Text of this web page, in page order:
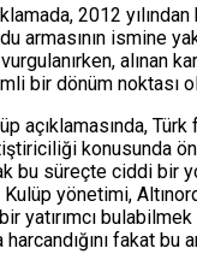
2012
armasının ismine
alınan
bir dönüm noktası
açıklamasında,
konusunda
bu süreçte ciddi bir
yönetimi,
yatırımcı bulabilmek
fakat bu